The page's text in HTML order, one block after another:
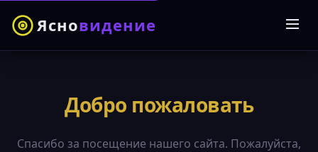
Ясновидение
Добро пожаловать
Спасибо за посещение нашего сайта. Пожалуйста,